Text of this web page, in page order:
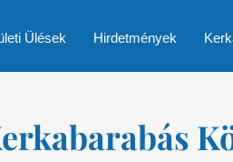
Ülések Hirdetmények